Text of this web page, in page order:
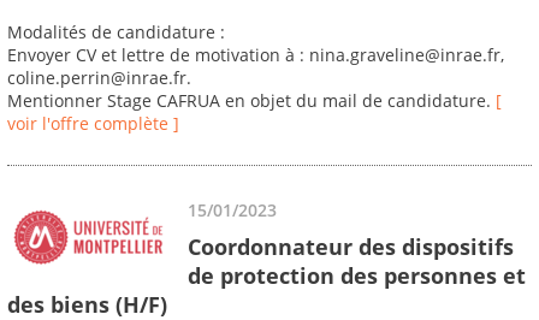
Modalités de candidature :
Envoyer CV et lettre de motivation à : nina.graveline@inrae.fr,
coline.perrin@inrae.fr.
Mentionner Stage CAFRUA en objet du mail de candidature. [
voir l'offre complète ]
15/01/2023
Coordonnateur des dispositifs
de protection des personnes et
des biens (H/F)